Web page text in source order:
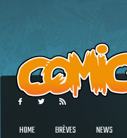
HOME BRÈVES NEWS